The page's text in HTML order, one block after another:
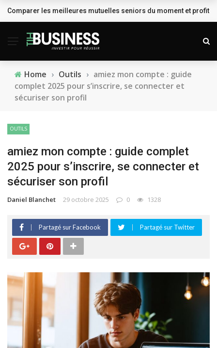
BREAKING NEWS
Comparer les meilleures mutuelles seniors du moment et
Home › Outils › amiez mon compte : guide
complet 2025 pour s’inscrire, se connecter et
sécuriser son profil
OUTILS
amiez mon compte : guide complet
2025 pour s’inscrire, se connecter et
sécuriser son profil
Daniel Blanchet 29 octobre 2025 0 1328
Partagé sur Facebook Partagé sur Twitter